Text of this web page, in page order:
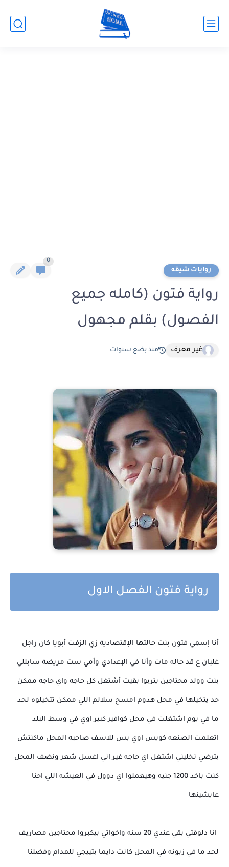
روايات شيقه
0
رواية فتون (كامله جميع
الفصول) بقلم مجهول
غير معرف منذ بضع سنوات
رواية فتون الفصل الاول
أنا إسمي فتون بنت حالتها الإقتصادية زي الزفت أبويا كان راجل
غلبان ع قد حاله مات وأنا في الإعدادي وأمي ست مريضة سابللي
بنت وولد محتاجين يتربوا بقيت أشتغل كل حاجه واي حاجه ممكن
حد يتخيلها في محل هدوم امسح سلالم اللي ممكن تتخيلوه لحد
ما في يوم اشتغلت في محل كوافير كبير اوي في وسط البلد
اتعلمت الصنعه كويس اوي بس للاسف صاحبه المحل ماكنتش
بترضي تخليني اشتغل اي حاجه غير اني اغسل شعر ونضف المحل
كنت باخد 1200 جنيه وهيعملوا اي دوول في العيشه اللي احنا
عايشينها
انا دلوقتي بقي عندي 20 سنه واخواتي بيكبروا محتاجين مصاريف
لحد ما في زبونه في المحل كانت دايما بتييجي للمدام وفضلنا